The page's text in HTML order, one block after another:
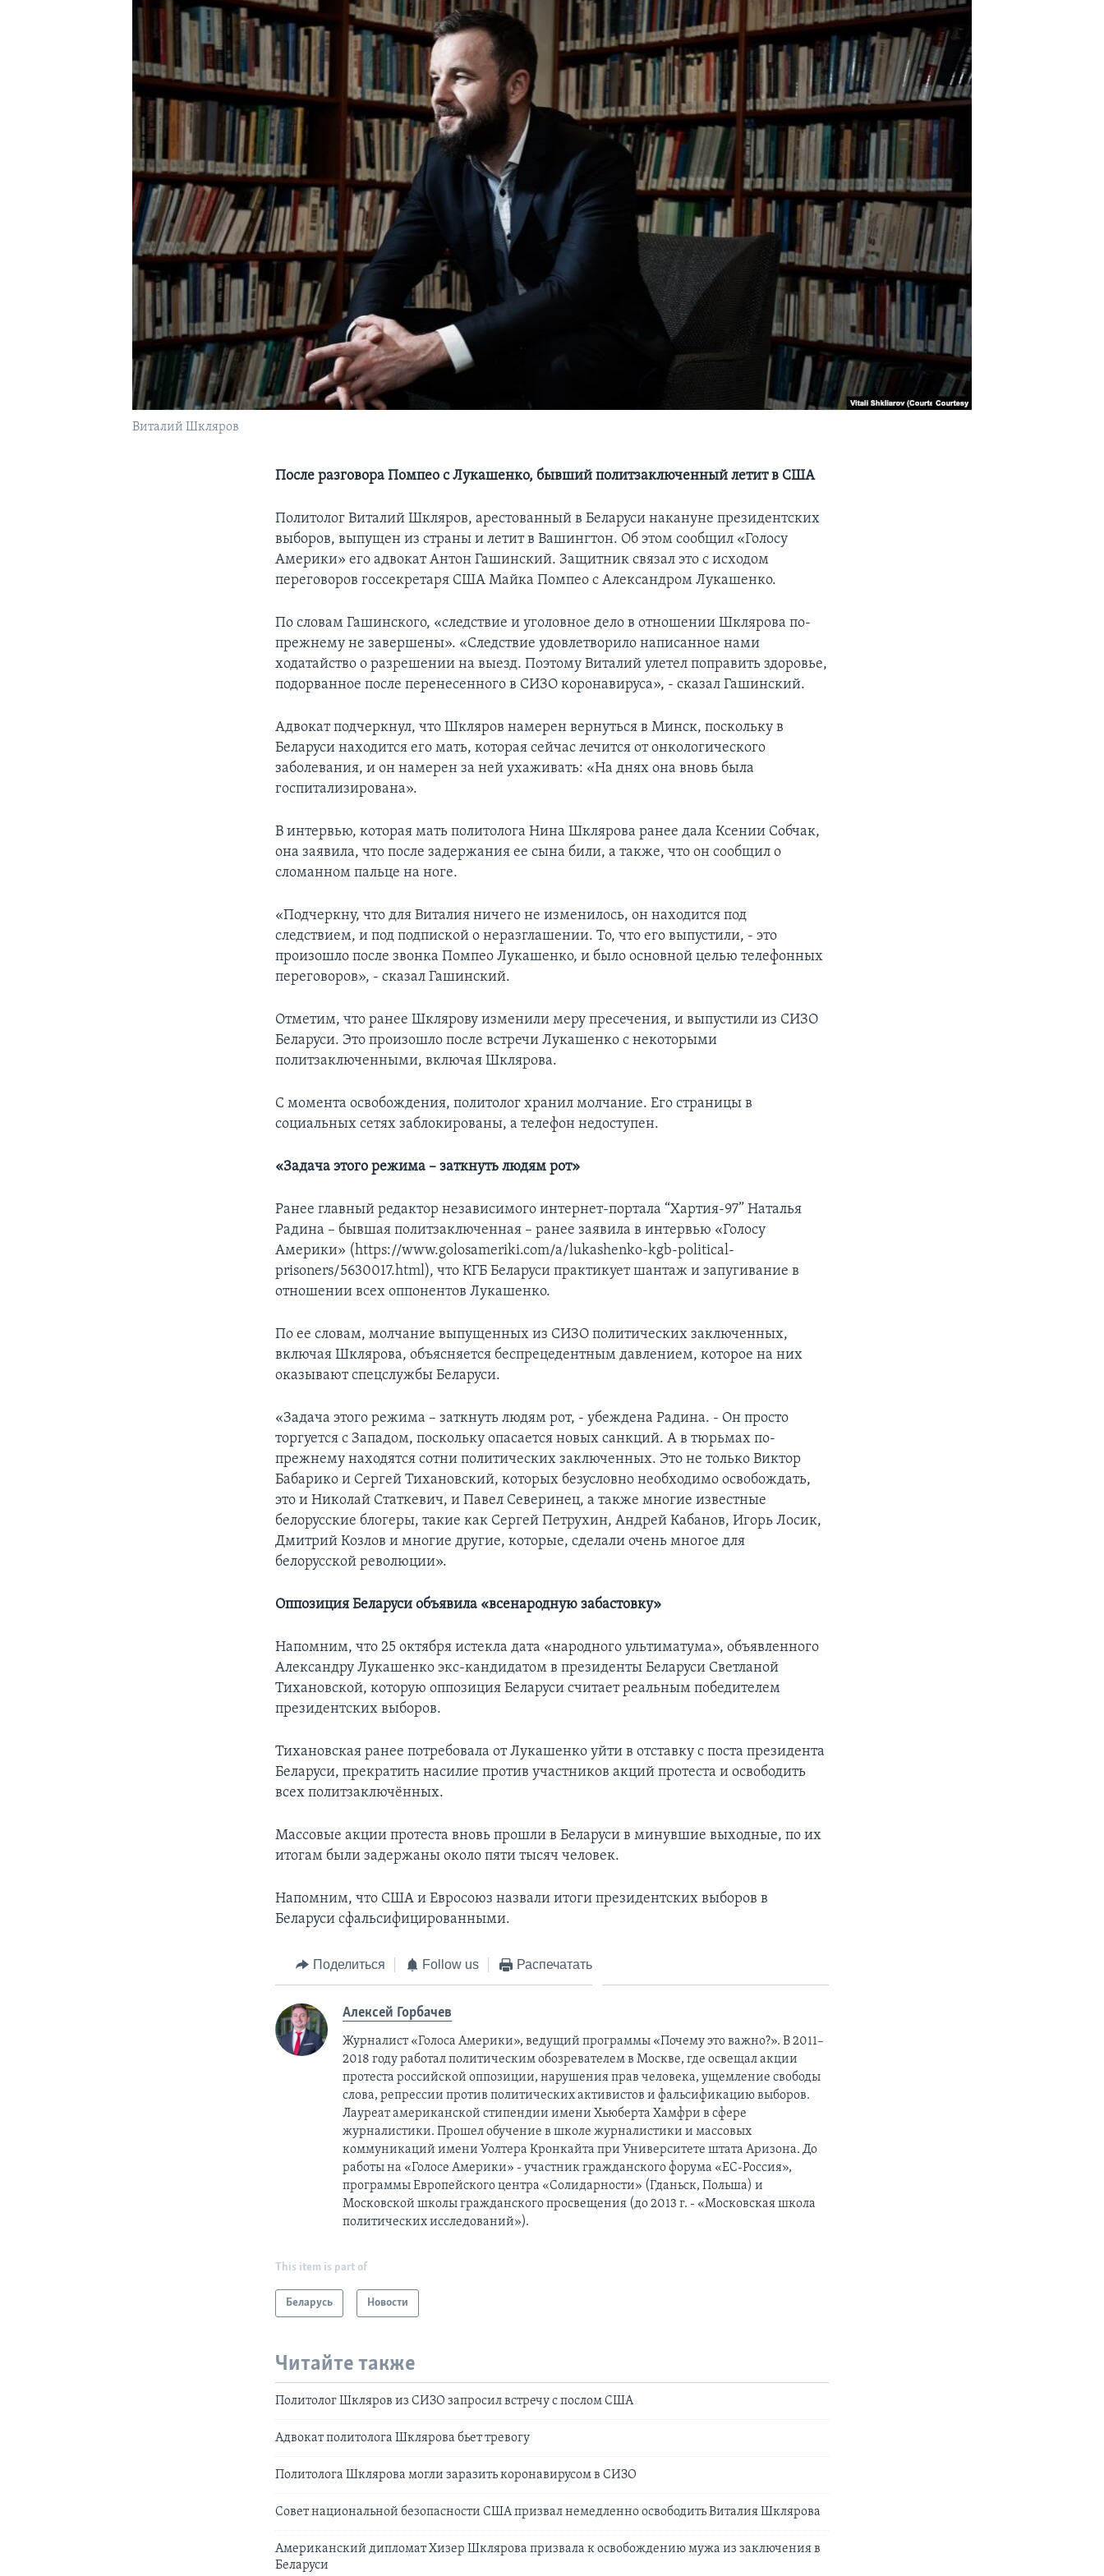
Виталий Шкляров
После разговора Помпео с Лукашенко, бывший политзаключенный летит в США
Политолог Виталий Шкляров, арестованный в Беларуси накануне президентских
выборов, выпущен из страны и летит в Вашингтон. Об этом сообщил «Голосу
Америки» его адвокат Антон Гашинский. Защитник связал это с исходом
переговоров госсекретаря США Майка Помпео с Александром Лукашенко.
По словам Гашинского, «следствие и уголовное дело в отношении Шклярова по-
прежнему не завершены». «Следствие удовлетворило написанное нами
ходатайство о разрешении на выезд. Поэтому Виталий улетел поправить здоровье,
подорванное после перенесенного в СИЗО коронавируса», - сказал Гашинский.
Адвокат подчеркнул, что Шкляров намерен вернуться в Минск, поскольку в
Беларуси находится его мать, которая сейчас лечится от онкологического
заболевания, и он намерен за ней ухаживать: «На днях она вновь была
госпитализирована».
В интервью, которая мать политолога Нина Шклярова ранее дала Ксении Собчак,
она заявила, что после задержания ее сына били, а также, что он сообщил о
сломанном пальце на ноге.
«Подчеркну, что для Виталия ничего не изменилось, он находится под
следствием, и под подпиской о неразглашении. То, что его выпустили, - это
произошло после звонка Помпео Лукашенко, и было основной целью телефонных
переговоров», - сказал Гашинский.
Отметим, что ранее Шклярову изменили меру пресечения, и выпустили из СИЗО
Беларуси. Это произошло после встречи Лукашенко с некоторыми
политзаключенными, включая Шклярова.
С момента освобождения, политолог хранил молчание. Его страницы в
социальных сетях заблокированы, а телефон недоступен.
«Задача этого режима – заткнуть людям рот»
Ранее главный редактор независимого интернет-портала “Хартия-97” Наталья
Радина – бывшая политзаключенная – ранее заявила в интервью «Голосу
Америки» (https://www.golosameriki.com/a/lukashenko-kgb-political-
prisoners/5630017.html), что КГБ Беларуси практикует шантаж и запугивание в
отношении всех оппонентов Лукашенко.
По ее словам, молчание выпущенных из СИЗО политических заключенных,
включая Шклярова, объясняется беспрецедентным давлением, которое на них
оказывают спецслужбы Беларуси.
«Задача этого режима – заткнуть людям рот, - убеждена Радина. - Он просто
торгуется с Западом, поскольку опасается новых санкций. А в тюрьмах по-
прежнему находятся сотни политических заключенных. Это не только Виктор
Бабарико и Сергей Тихановский, которых безусловно необходимо освобождать,
это и Николай Статкевич, и Павел Северинец, а также многие известные
белорусские блогеры, такие как Сергей Петрухин, Андрей Кабанов, Игорь Лосик,
Дмитрий Козлов и многие другие, которые, сделали очень многое для
белорусской революции».
Оппозиция Беларуси объявила «всенародную забастовку»
Напомним, что 25 октября истекла дата «народного ультиматума», объявленного
Александру Лукашенко экс-кандидатом в президенты Беларуси Светланой
Тихановской, которую оппозиция Беларуси считает реальным победителем
президентских выборов.
Тихановская ранее потребовала от Лукашенко уйти в отставку с поста президента
Беларуси, прекратить насилие против участников акций протеста и освободить
всех политзаключённых.
Массовые акции протеста вновь прошли в Беларуси в минувшие выходные, по их
итогам были задержаны около пяти тысяч человек.
Напомним, что США и Евросоюз назвали итоги президентских выборов в
Беларуси сфальсифицированными.
Поделиться Follow us Распечатать
Алексей Горбачев
Журналист «Голоса Америки», ведущий программы «Почему это важно?». В 2011–
2018 году работал политическим обозревателем в Москве, где освещал акции
протеста российской оппозиции, нарушения прав человека, ущемление свободы
слова, репрессии против политических активистов и фальсификацию выборов.
Лауреат американской стипендии имени Хьюберта Хамфри в сфере
журналистики. Прошел обучение в школе журналистики и массовых
коммуникаций имени Уолтера Кронкайта при Университете штата Аризона. До
работы на «Голосе Америки» - участник гражданского форума «ЕС-Россия»,
программы Европейского центра «Солидарности» (Гданьск, Польша) и
Московской школы гражданского просвещения (до 2013 г. - «Московская школа
политических исследований»).
This item is part of
Беларусь Новости
Читайте также
Политолог Шкляров из СИЗО запросил встречу с послом США
Адвокат политолога Шклярова бьет тревогу
Политолога Шклярова могли заразить коронавирусом в СИЗО
Совет национальной безопасности США призвал немедленно освободить Виталия Шклярова
Американский дипломат Хизер Шклярова призвала к освобождению мужа из заключения в
Беларуси